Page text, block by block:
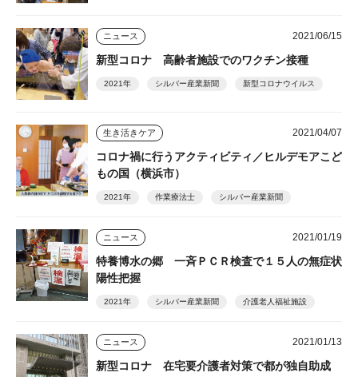
ニュース 2021/06/15
新型コロナ 高齢者施設でのワクチン接種
2021年 シルバー産業新聞 新型コロナウイルス
生き活きケア 2021/04/07
コロナ禍に行うアクティビティ／ヒルデモアこど
もの国（横浜市）
2021年 作業療法士 シルバー産業新聞
ニュース 2021/01/19
特養博水の郷 一斉ＰＣＲ検査で１５人の無症状
陽性把握
2021年 シルバー産業新聞 介護老人福祉施設
ニュース 2021/01/13
新型コロナ 在宅要介護者対策で都が独自助成